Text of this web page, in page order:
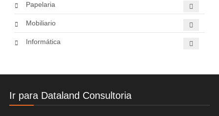
Papelaria
Mobiliario
Informática
Ir para Dataland Consultoria